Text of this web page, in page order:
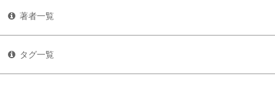
著者一覧
タグ一覧